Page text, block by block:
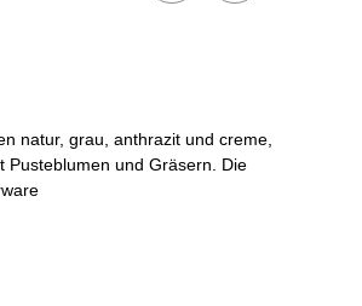
natur, grau, anthrazit und creme,
Pusteblumen und Gräsern. Die